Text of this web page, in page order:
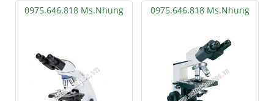
0975.646.818 Ms.Nhung 0975.646.818 Ms.Nhung